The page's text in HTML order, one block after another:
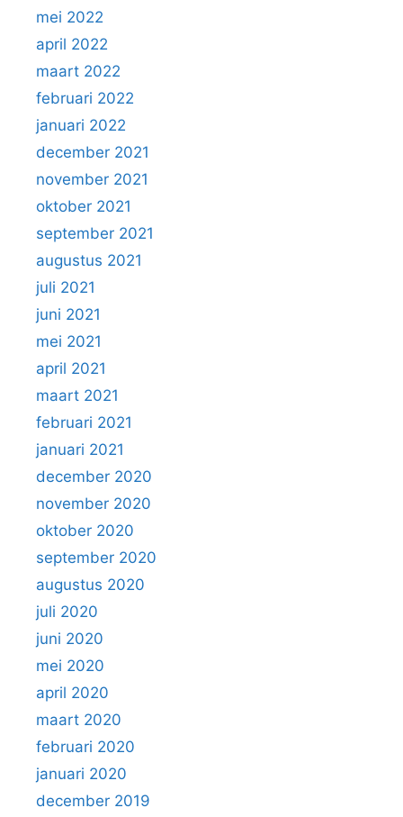
mei 2022
april 2022
maart 2022
februari 2022
januari 2022
december 2021
november 2021
oktober 2021
september 2021
augustus 2021
juli 2021
juni 2021
mei 2021
april 2021
maart 2021
februari 2021
januari 2021
december 2020
november 2020
oktober 2020
september 2020
augustus 2020
juli 2020
juni 2020
mei 2020
april 2020
maart 2020
februari 2020
januari 2020
december 2019